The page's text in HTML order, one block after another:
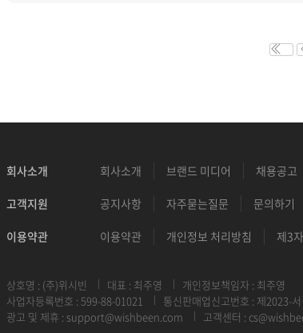
회사소개 회사소개 브랜드 미디어 채용공고
고객지원 공지사항 자주묻는질문 문의하기
이용약관 이용약관 개인정보 처리방침 제3
상호명 : (주)위시빈 대표 : 최주영
개인정보책임자 : 최주영
사업자등록번호 : 599-88-01021
통신판매업신고번호 : 제2023-
광고 및 제휴 : support@wishbeen.com 고객센터 :